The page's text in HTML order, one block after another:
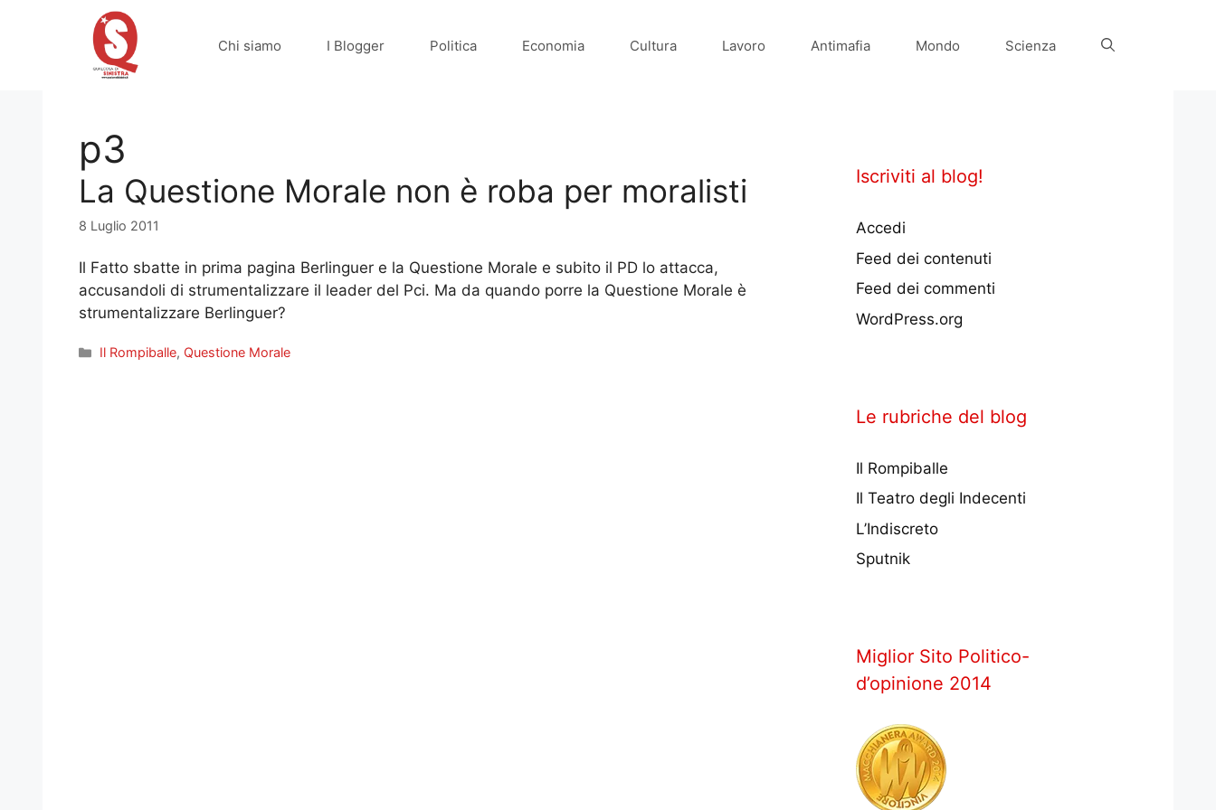
Chi siamo I Blogger Politica Economia Cultura Lavoro Antimafia Mondo Scienza
p3
La Questione Morale non è roba per moralisti
8 Luglio 2011
Il Fatto sbatte in prima pagina Berlinguer e la Questione Morale e subito il PD lo attacca,
accusandoli di strumentalizzare il leader del Pci. Ma da quando porre la Questione Morale è
strumentalizzare Berlinguer?
Categorie
Il Rompiballe, Questione Morale
Iscriviti al blog!
Accedi
Feed dei contenuti
Feed dei commenti
WordPress.org
Le rubriche del blog
Il Rompiballe
Il Teatro degli Indecenti
L’Indiscreto
Sputnik
Miglior Sito Politico-
d’opinione 2014